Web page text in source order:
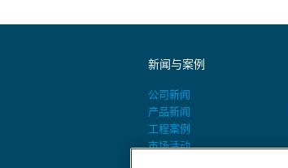
新闻与案例
公司新闻
产品新闻
工程案例
市场活动